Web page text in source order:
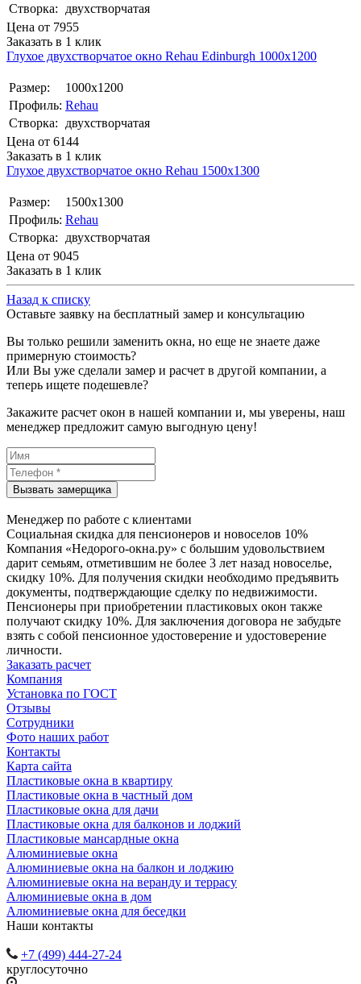
Створка: двухстворчатая
Цена от 7955
Заказать в 1 клик
Глухое двухстворчатое окно Rehаu Edinburgh 1000х1200
Размер:
1000х1200
Профиль: Rehau
Створка: двухстворчатая
Цена от 6144
Заказать в 1 клик
Глухое двухстворчатое окно Rehau 1500x1300
Размер:
1500x1300
Профиль: Rehau
Створка: двухстворчатая
Цена от 9045
Заказать в 1 клик
Назад к списку
Оставьте заявку на бесплатный замер и консультацию
Вы только решили заменить окна, но еще не знаете даже
примерную стоимость?
Или Вы уже сделали замер и расчет в другой компании, а
теперь ищете подешевле?
Закажите расчет окон в нашей компании и, мы уверены, наш
менеджер предложит самую выгодную цену!
Менеджер по работе с клиентами
Социальная скидка для пенсионеров и новоселов 10%
Компания «Недорого-окна.ру» с большим удовольствием
дарит семьям, отметившим не более 3 лет назад новоселье,
скидку 10%. Для получения скидки необходимо предъявить
документы, подтверждающие сделку по недвижимости.
Пенсионеры при приобретении пластиковых окон также
получают скидку 10%. Для заключения договора не забудьте
взять с собой пенсионное удостоверение и удостоверение
личности.
Заказать расчет
Компания
Установка по ГОСТ
Отзывы
Сотрудники
Фото наших работ
Контакты
Карта сайта
Пластиковые окна в квартиру
Пластиковые окна в частный дом
Пластиковые окна для дачи
Пластиковые окна для балконов и лоджий
Пластиковые мансардные окна
Алюминиевые окна
Алюминиевые окна на балкон и лоджию
Алюминиевые окна на веранду и террасу
Алюминиевые окна в дом
Алюминиевые окна для беседки
Наши контакты
+7 (499) 444-27-24
круглосуточно